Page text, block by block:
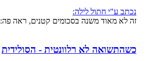
נכתב ע"י חתול לילה:
זה לא מאוד משנה בסכומים קטנים, ראה פה:
כשהתשואה לא רלוונטית - הסולידית